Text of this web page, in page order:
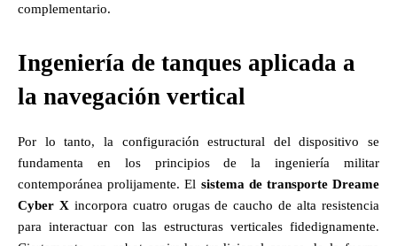
complementario.
Ingeniería de tanques aplicada a
la navegación vertical
Por lo tanto, la configuración estructural del dispositivo se
fundamenta en los principios de la ingeniería militar
contemporánea prolijamente. El sistema de transporte Dreame
Cyber X incorpora cuatro orugas de caucho de alta resistencia
para interactuar con las estructuras verticales fidedignamente.